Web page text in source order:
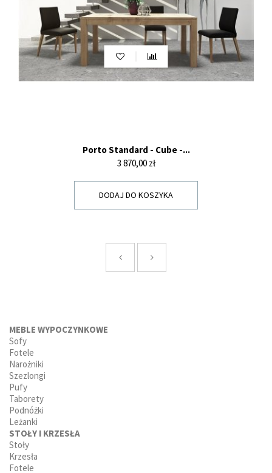
Porto Standard - Cube -...
Cena
3 870,00 zł
DODAJ DO KOSZYKA
MEBLE WYPOCZYNKOWE
Sofy
Fotele
Narożniki
Szezlongi
Pufy
Taborety
Podnóżki
Leżanki
STOŁY I KRZESŁA
Stoły
Krzesła
Fotele